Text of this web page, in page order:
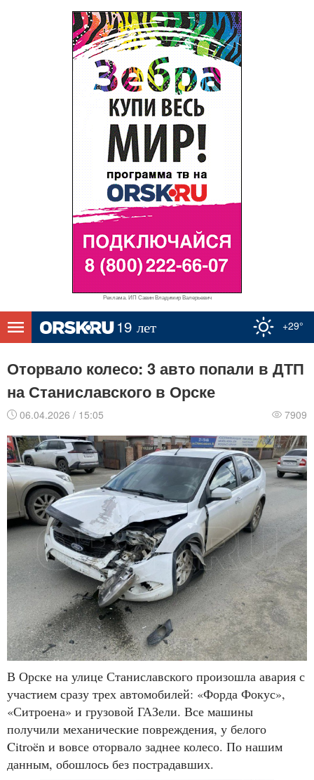
Реклама. ИП Савин Владимир Валерьевич
+29°
Оторвало колесо: 3 авто попали в ДТП
на Станиславского в Орске
06.04.2026 / 15:05 7909
В Орске на улице Станиславского произошла авария с
участием сразу трех автомобилей: «Форда Фокус»,
«Ситроена» и грузовой ГАЗели. Все машины
получили механические повреждения, у белого
Citroën и вовсе оторвало заднее колесо. По нашим
данным, обошлось без пострадавших.